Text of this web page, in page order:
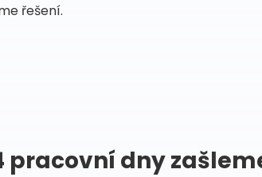
řešení.
pracovní dny